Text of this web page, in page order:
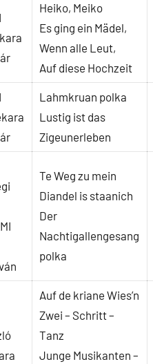
Heiko, Meiko
Es ging ein Mädel,
Wenn alle Leut,
Auf diese Hochzeit
Lahmkruan polka
Lustig ist das
Zigeunerleben
Te Weg zu mein
Diandel is staanich
Der
Nachtigallengesang
polka
Auf de kriane Wies’n
Zwei – Schritt –
Tanz
Junge Musikanten –